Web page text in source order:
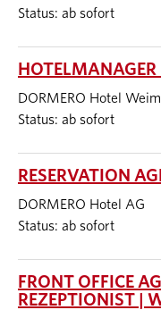
Status: ab sofort
DORMERO Hotel
Status: ab sofort
RESERVATION
DORMERO Hotel AG
Status: ab sofort
FRONT OFFICE
REZEPTIONIST |